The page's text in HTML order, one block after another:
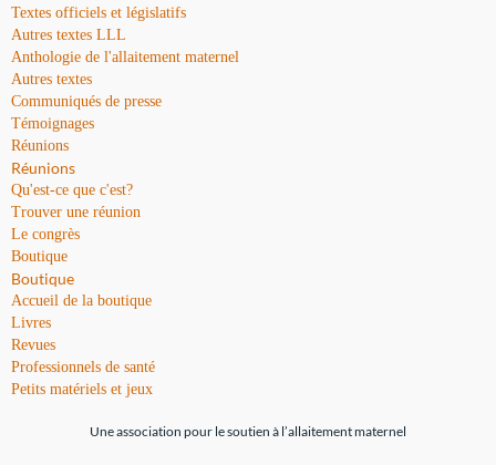
Textes officiels et législatifs
Autres textes LLL
Anthologie de l'allaitement maternel
Autres textes
Communiqués de presse
Témoignages
Réunions
Réunions
Qu'est-ce que c'est?
Trouver une réunion
Le congrès
Boutique
Boutique
Accueil de la boutique
Livres
Revues
Professionnels de santé
Petits matériels et jeux
Une association pour le soutien à l’allaitement maternel